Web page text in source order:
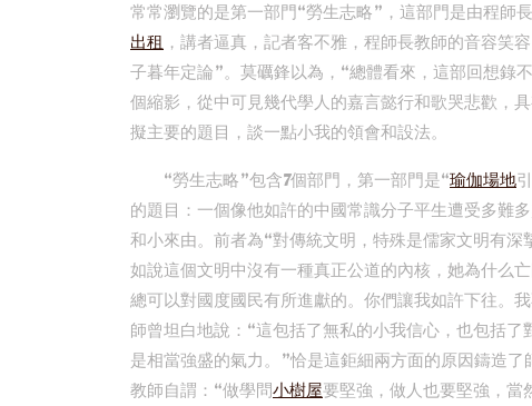
常常瀏覽的是第一部門“勞生志略”，這部門是由程師
出租 ，講者逼真，記者客不雅，程師長教師的音容笑
子暮年定論”。莫礪鋒以為，“總體看來，這部回想錄
個縮影，從中可見幾代學人的嘉言懿行和歌哭悲歡，
擬主要的題目，談一點小我的領會和設法。
“勞生志略”包含7個部門，第一部門是“瑜伽場地
的題目：一個像他如許的中國常識分子平生遭受多難
和小來由。前者為“對傳統文明，特殊是儒家文明有
如說這個文明中沒有一種真正公道的內核，她為什么
總可以對國度國民有所進獻的。你們讓我如許下往。
師曾坦白地說：“這包括了無私的小我信心，也包括
是相當強盛的氣力。”恰是這鉅細兩方面的原因鑄造
教師自謂：“做學問小樹屋要堅強，做人也要堅強，當